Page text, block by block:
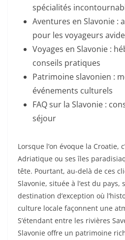
spécialités
Aventures en Slavonie :
pour les voyageurs
Voyages en Slavonie :
conseils pratiques
Patrimoine slavonien :
événements culturels
FAQ sur la Slavonie :
séjour
Lorsque l’on évoque la Croatie,
Adriatique ou ses îles
tête. Pourtant, au-delà de ces
Slavonie, située à l’est du pays,
destination d’exception où
culture locale façonnent une
S’étendant entre les rivières
Slavonie offre un patrimoine